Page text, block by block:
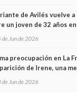
de Avilés vuelve
un joven de 32 años
de Jun de 2026
preocupación en La
de Irene, una
de Jun de 2026